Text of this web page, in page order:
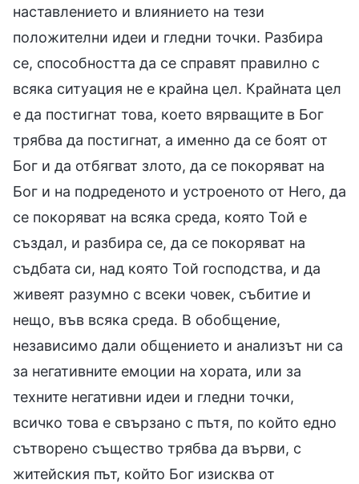
наставлението и влиянието на тези
положителни идеи и гледни точки. Разбира
се, способността да се справят правилно с
всяка ситуация не е крайна цел. Крайната цел
е да постигнат това, което вярващите в Бог
трябва да постигнат, а именно да се боят от
Бог и да отбягват злото, да се покоряват на
Бог и на подреденото и устроеното от Него, да
се покоряват на всяка среда, която Той е
създал, и разбира се, да се покоряват на
съдбата си, над която Той господства, и да
живеят разумно с всеки човек, събитие и
нещо, във всяка среда. В обобщение,
независимо дали общението и анализът ни са
за негативните емоции на хората, или за
техните негативни идеи и гледни точки,
всичко това е свързано с пътя, по който едно
сътворено същество трябва да върви, с
житейския път, който Бог изисква от